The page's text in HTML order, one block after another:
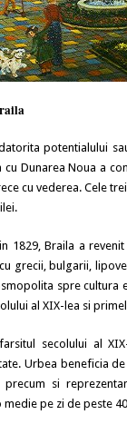
potentialului
cu Dunarea Noua a
cu vederea. Cele
1829, Braila a
grecii, bulgarii,
spre cultura
al XIX-lea si
secolului al
Urbea beneficia
si
pe zi de peste